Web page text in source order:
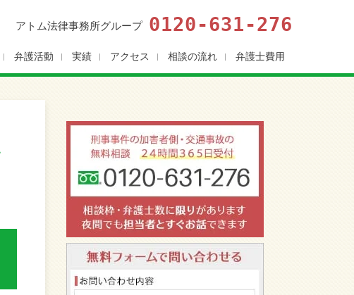
アトム法律事務所グループ 0120-631-276
弁護活動 実績 アクセス 相談の流れ 弁護士費用